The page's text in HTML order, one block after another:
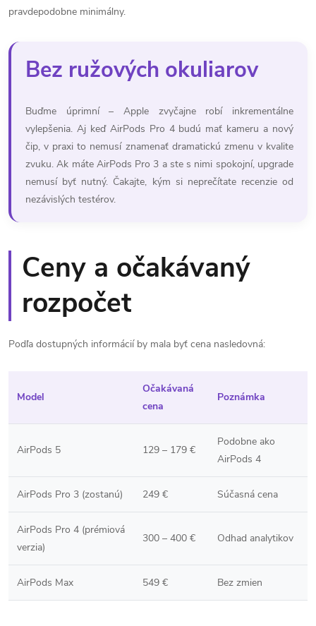
pravdepodobne minimálny.
Bez ružových okuliarov
Buďme úprimní – Apple zvyčajne robí inkrementálne
vylepšenia. Aj keď AirPods Pro 4 budú mať kameru a nový
čip, v praxi to nemusí znamenať dramatickú zmenu v kvalite
zvuku. Ak máte AirPods Pro 3 a ste s nimi spokojní, upgrade
nemusí byť nutný. Čakajte, kým si neprečítate recenzie od
nezávislých testérov.
Ceny a očakávaný
rozpočet
Podľa dostupných informácií by mala byť cena nasledovná:
Model
Očakávaná
cena
Poznámka
AirPods 5 129 – 179 €
Podobne ako
AirPods 4
AirPods Pro 3 (zostanú) 249 € Súčasná cena
AirPods Pro 4 (prémiová
verzia)
300 – 400 € Odhad analytikov
AirPods Max 549 € Bez zmien